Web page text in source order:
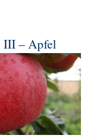
III – Apfel